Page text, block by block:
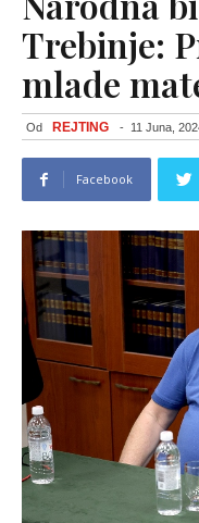
Trebinje:
mlade
Od REJTING - 11 Juna,
Facebook